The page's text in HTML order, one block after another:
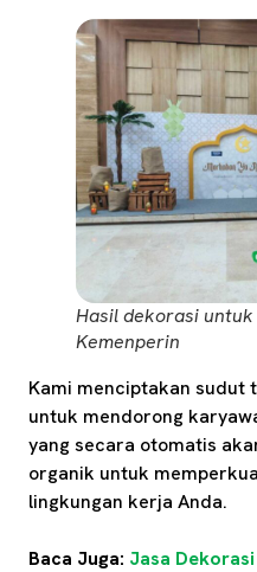
Hasil dekorasi
Kemenperin
Kami menciptakan
untuk mendorong
yang secara otomatis
organik untuk
lingkungan kerja Anda.
Baca Juga: Jasa